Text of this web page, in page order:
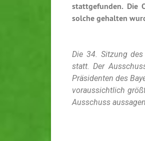
stattgefunden. Die
solche gehalten
Die 34. Sitzung
statt. Der
Präsidenten des
voraussichtlich
Ausschuss aussagen.